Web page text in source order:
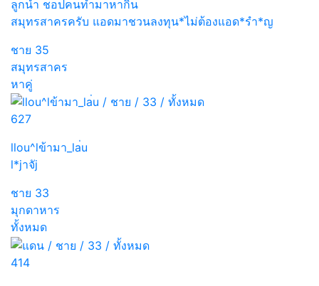
ลูกน้ำ ชอปคนทำมาหากิน
สมุทรสาครครับ แอดมาชวนลงทุน*ไม่ต้องแอด*รำ*ญ
ชาย 35
สมุทรสาคร
หาคู่
627
llou^lข้ามา_la่u
l*jาจัj
ชาย 33
มุกดาหาร
ทั้งหมด
414